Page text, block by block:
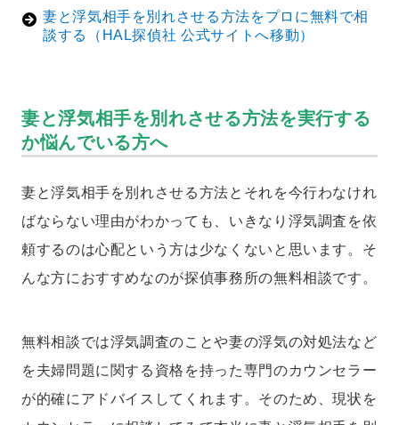
妻と浮気相手を別れさせる方法をプロに無料で相
談する（HAL探偵社 公式サイトへ移動）
妻と浮気相手を別れさせる方法を実行する
か悩んでいる方へ
妻と浮気相手を別れさせる方法とそれを今行わなけれ
ばならない理由がわかっても、いきなり浮気調査を依
頼するのは心配という方は少なくないと思います。そ
んな方におすすめなのが探偵事務所の無料相談です。
無料相談では浮気調査のことや妻の浮気の対処法など
を夫婦問題に関する資格を持った専門のカウンセラー
が的確にアドバイスしてくれます。そのため、現状を